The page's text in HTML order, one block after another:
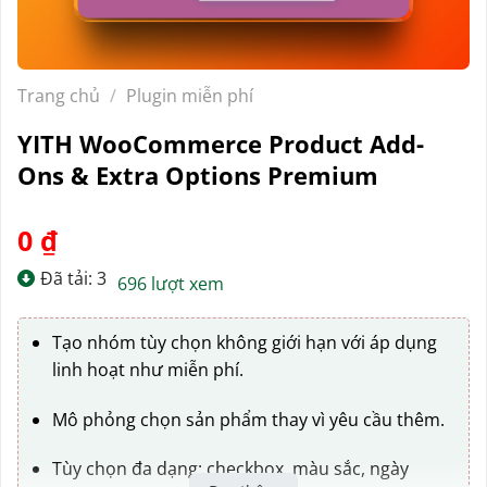
Trang chủ / Plugin miễn phí
YITH WooCommerce Product Add-
Ons & Extra Options Premium
0 ₫
Đã tải: 3 696 lượt xem
Tạo nhóm tùy chọn không giới hạn với áp dụng
linh hoạt như miễn phí.
Mô phỏng chọn sản phẩm thay vì yêu cầu thêm.
Tùy chọn đa dạng: checkbox, màu sắc, ngày